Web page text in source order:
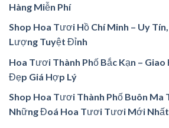
Hàng Miễn Phí
Shop Hoa Tươi Hồ Chí Minh – Uy
Lượng Tuyệt Đỉnh
Hoa Tươi Thành Phố Bắc Kạn –
Đẹp Giá Hợp Lý
Shop Hoa Tươi Thành Phố Buôn Ma
Những Đoá Hoa Tươi Tươi Mới Nhất